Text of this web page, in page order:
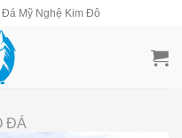
Mỹ Nghệ Kim Đô
ĐÁ